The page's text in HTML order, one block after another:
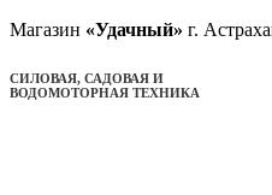
Магазин «Удачный» г.
СИЛОВАЯ, САДОВАЯ И
ВОДОМОТОРНАЯ ТЕХНИКА